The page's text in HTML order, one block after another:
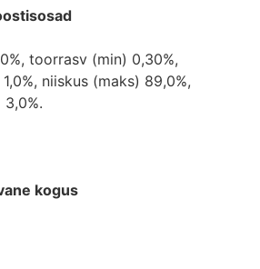
toorrasv (min) 0,30%,
niiskus (maks) 89,0%,
kogus